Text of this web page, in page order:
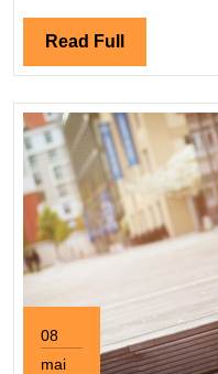
Modernă
Read Full Read
Full
08
mai